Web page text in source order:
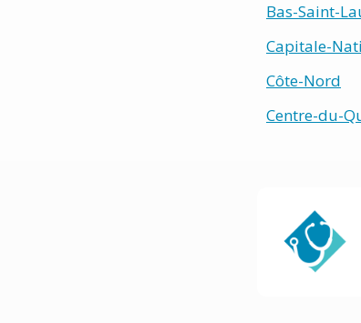
Bas-Saint-
Capitale-
Côte-Nord
Centre-du-